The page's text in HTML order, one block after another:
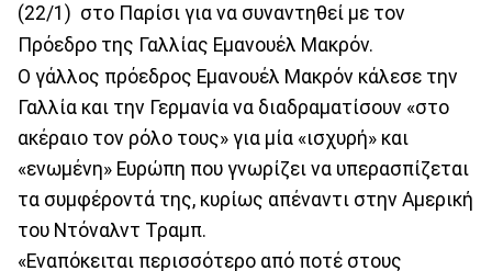
(22/1) στο Παρίσι για να συναντηθεί με τον
Πρόεδρο της Γαλλίας Εμανουέλ Μακρόν.
Ο γάλλος πρόεδρος Εμανουέλ Μακρόν κάλεσε την
Γαλλία και την Γερμανία να διαδραματίσουν «στο
ακέραιο τον ρόλο τους» για μία «ισχυρή» και
«ενωμένη» Ευρώπη που γνωρίζει να υπερασπίζεται
τα συμφέροντά της, κυρίως απέναντι στην Αμερική
του Ντόναλντ Τραμπ.
«Εναπόκειται περισσότερο από ποτέ στους